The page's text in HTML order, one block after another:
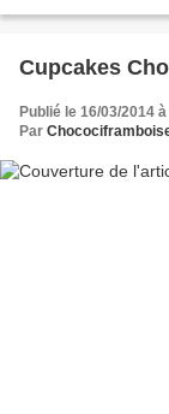
Cupcakes
Publié le 16/03/2014
Par